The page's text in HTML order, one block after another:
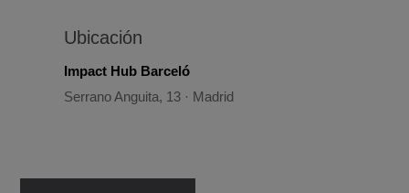
Ubicación
Impact Hub Barceló
Serrano Anguita, 13 · Madrid